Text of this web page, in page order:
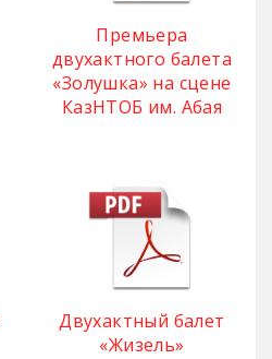
Премьера
двухактного балета
«Золушка» на сцене
КазНТОБ им. Абая
Двухактный балет
«Жизель»